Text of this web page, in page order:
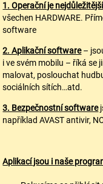
1. Operační je nejdůležitější
všechen HARDWARE.
software
2. Aplikační software–
i ve svém mobilu – říká se
malovat, poslouchat
sociálních sítích…atd.
3. Bezpečnostní software
například AVAST antivir,
Aplikací jsou i naše